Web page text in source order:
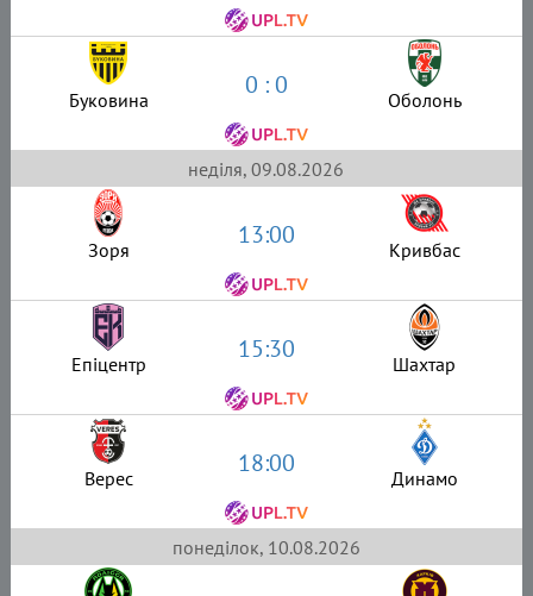
Буковина 0 : 0 Оболонь
неділя, 09.08.2026
Зоря 13:00 Кривбас
Епіцентр 15:30 Шахтар
Верес 18:00 Динамо
понеділок, 10.08.2026